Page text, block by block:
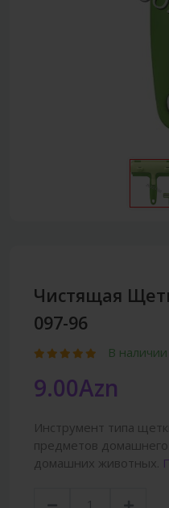
Чистящая
097-96
В наличии
9.00Azn
Инструмент типа
предметов
домашних животных.